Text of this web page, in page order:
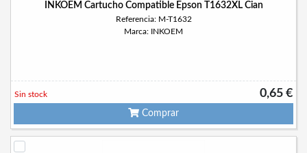
INKOEM Cartucho Compatible Epson T1632XL Cian
Referencia: M-T1632
Marca: INKOEM
0,65 €
Sin stock
Comprar